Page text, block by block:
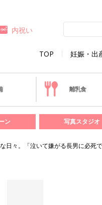
TOP 妊娠・出
内祝い
離乳食
ン 写真スタジオ
々。「泣いて嫌がる長男に必死